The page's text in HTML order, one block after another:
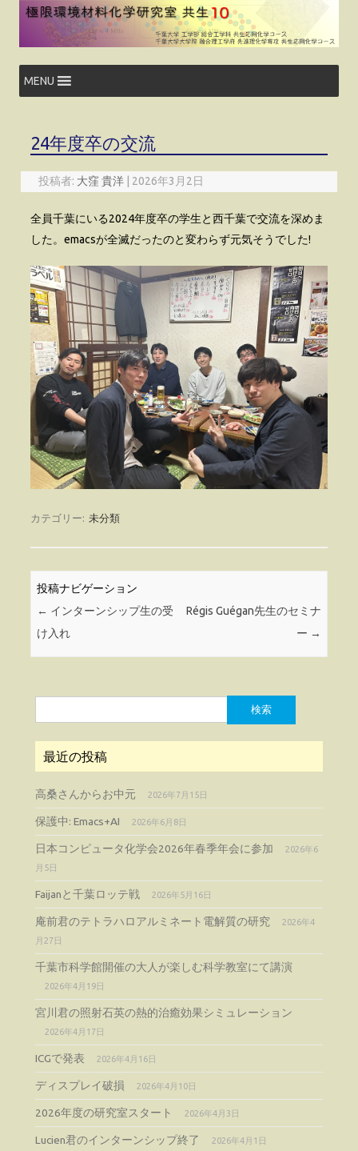
コ
ン
ツ
キ
ッ
MENU
24年度卒の交流
投稿者: 大窪 貴洋 2026年3月2日
全員千葉にいる2024年度卒の学生と西千葉で交流を深めま
した。emacsが全滅だったのと変わらず元気そうでした!
カテゴリー: 未分類
投稿ナビゲーション
← インターンシップ生の受
け入れ
Régis Guégan先生のセミナ
ー →
索:
最近の投稿
高桑さんからお中元 2026年7月15日
保護中: Emacs+AI 2026年6月8日
日本コンピュータ化学会2026年春季年会に参加
2026年6
月5日
Faijanと千葉ロッテ戦 2026年5月16日
庵前君のテトラハロアルミネート電解質の研究
2026年4
月27日
千葉市科学館開催の大人が楽しむ科学教室にて講演
2026年4月19日
宮川君の照射石英の熱的治癒効果シミュレーション
2026年4月17日
ICGで発表 2026年4月16日
ディスプレイ破損 2026年4月10日
2026年度の研究室スタート 2026年4月3日
Lucien君のインターンシップ終了 2026年4月1日